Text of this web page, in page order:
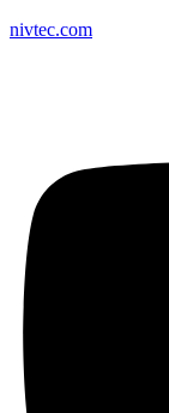
nivtec.com